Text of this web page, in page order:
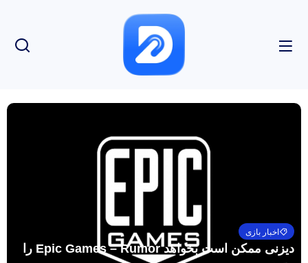
اخبار بازی
دیزنی ممکن است بخواهد Epic Games – Rumor را